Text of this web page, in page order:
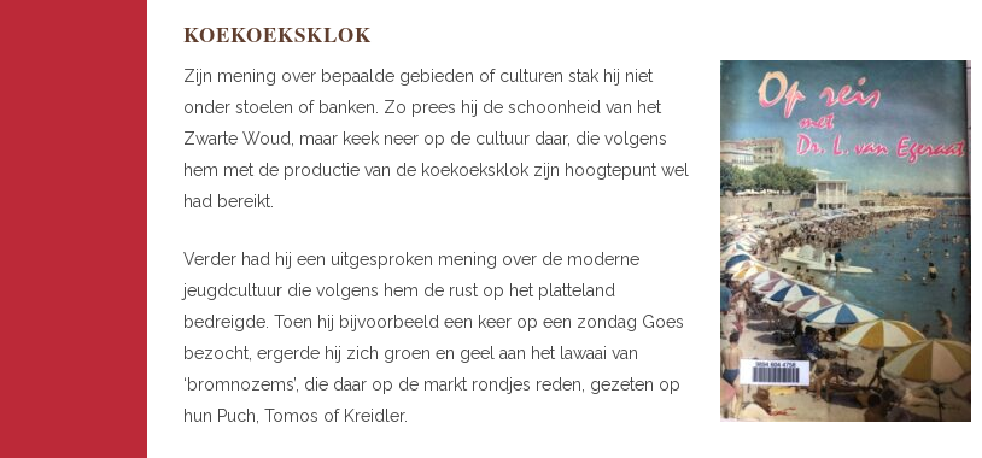
KOEKOEKSKLOK
Zijn mening over bepaalde gebieden of culturen stak hij niet
onder stoelen of banken. Zo prees hij de schoonheid van het
Zwarte Woud, maar keek neer op de cultuur daar, die volgens
hem met de productie van de koekoeksklok zijn hoogtepunt wel
had bereikt.
Verder had hij een uitgesproken mening over de moderne
jeugdcultuur die volgens hem de rust op het platteland
bedreigde. Toen hij bijvoorbeeld een keer op een zondag Goes
bezocht, ergerde hij zich groen en geel aan het lawaai van
‘bromnozems’, die daar op de markt rondjes reden, gezeten op
hun Puch, Tomos of Kreidler.